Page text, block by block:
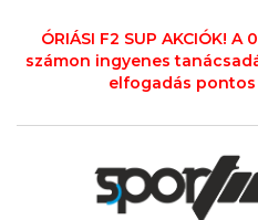
ÓRIÁSI F2 SUP AKCIÓK!
számon ingyenes
elfogadás pontos